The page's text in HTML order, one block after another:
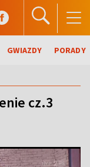
GWIAZDY PORADY
cz.3